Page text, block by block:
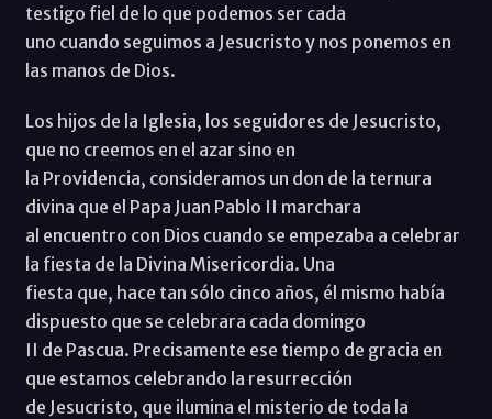
testigo fiel de lo que podemos ser cada
uno cuando seguimos a Jesucristo y nos ponemos en
las manos de Dios.
Los hijos de la Iglesia, los seguidores de Jesucristo,
que no creemos en el azar sino en
la Providencia, consideramos un don de la ternura
divina que el Papa Juan Pablo II marchara
al encuentro con Dios cuando se empezaba a celebrar
la fiesta de la Divina Misericordia. Una
fiesta que, hace tan sólo cinco años, él mismo había
dispuesto que se celebrara cada domingo
II de Pascua. Precisamente ese tiempo de gracia en
que estamos celebrando la resurrección
de Jesucristo, que ilumina el misterio de toda la